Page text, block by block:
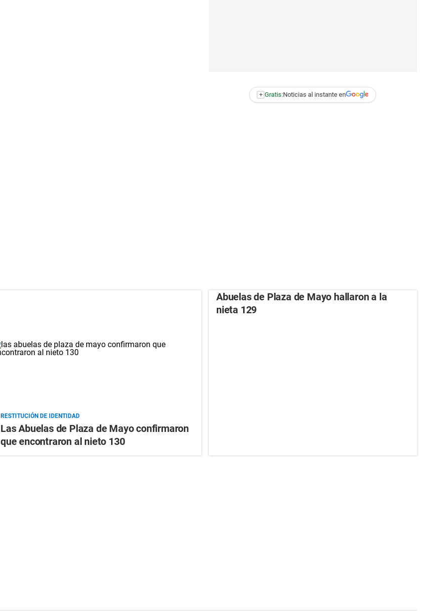
+ Gratis:Noticias al instante en
RESTITUCIÓN DE IDENTIDAD
Las Abuelas de Plaza de Mayo confirmaron
que encontraron al nieto 130
Abuelas de Plaza de Mayo hallaron a la
nieta 129